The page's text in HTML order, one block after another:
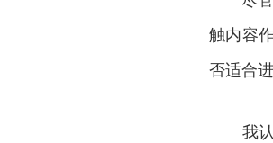
触内容
否适合
我认